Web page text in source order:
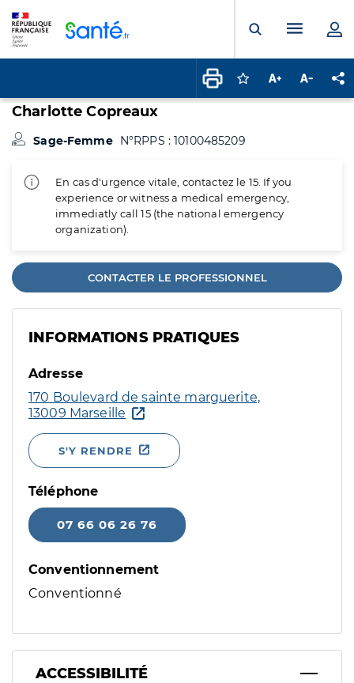
Ouvrir laMenu
Connectez-vous
Augmenter la
Charlotte Copreaux
Sage-Femme N°RPPS : 10100485209
En cas d'urgence vitale, contactez le 15. If you
experience or witness a medical emergency,
immediatly call 15 (the national emergency
organization).
CONTACTER LE PROFESSIONNEL
INFORMATIONS PRATIQUES
Adresse
170 Boulevard de sainte marguerite,
13009 Marseille
S'Y RENDRE
Téléphone
07 66 06 26 76
Conventionnement
Conventionné
ACCESSIBILITÉ